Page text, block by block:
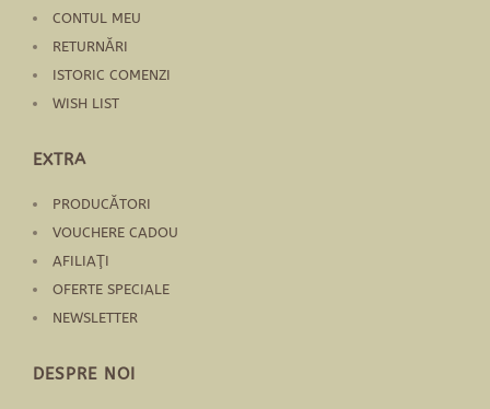
CONTUL MEU
RETURNĂRI
ISTORIC COMENZI
WISH LIST
EXTRA
PRODUCĂTORI
VOUCHERE CADOU
AFILIAŢI
OFERTE SPECIALE
NEWSLETTER
DESPRE NOI